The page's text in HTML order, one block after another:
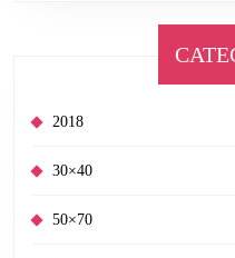
2018
30×40
50×70